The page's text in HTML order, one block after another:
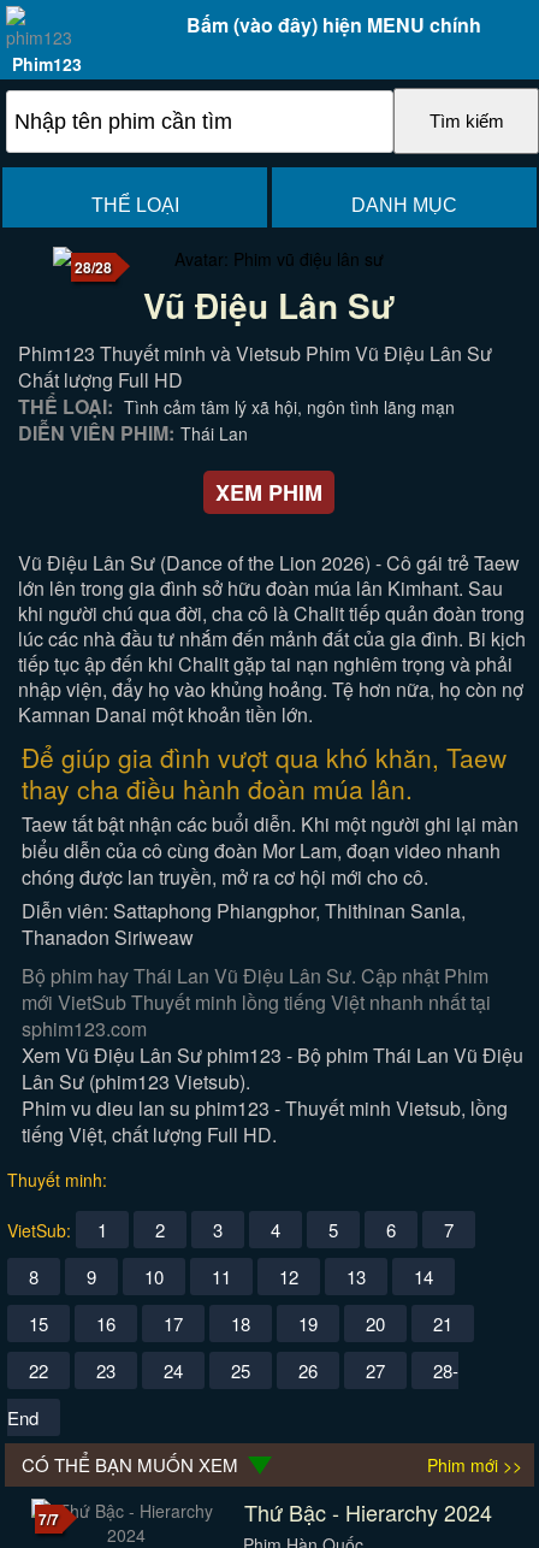
Bấm (vào đây) hiện MENU chính
Phim123
THỂ LOẠI DANH MỤC
28/28
Vũ Điệu Lân Sư
Phim123 Thuyết minh và Vietsub Phim Vũ Điệu Lân Sư
Chất lượng Full HD
THỂ LOẠI: Tình cảm tâm lý xã hội, ngôn tình lãng mạn
DIỄN VIÊN PHIM: Thái Lan
XEM PHIM
Vũ Điệu Lân Sư (Dance of the Lion 2026) - Cô gái trẻ Taew
lớn lên trong gia đình sở hữu đoàn múa lân Kimhant. Sau
khi người chú qua đời, cha cô là Chalit tiếp quản đoàn trong
lúc các nhà đầu tư nhắm đến mảnh đất của gia đình. Bi kịch
tiếp tục ập đến khi Chalit gặp tai nạn nghiêm trọng và phải
nhập viện, đẩy họ vào khủng hoảng. Tệ hơn nữa, họ còn nợ
Kamnan Danai một khoản tiền lớn.
Để giúp gia đình vượt qua khó khăn, Taew
thay cha điều hành đoàn múa lân.
Taew tất bật nhận các buổi diễn. Khi một người ghi lại màn
biểu diễn của cô cùng đoàn Mor Lam, đoạn video nhanh
chóng được lan truyền, mở ra cơ hội mới cho cô.
Diễn viên: Sattaphong Phiangphor, Thithinan Sanla,
Thanadon Siriweaw
Bộ phim hay Thái Lan Vũ Điệu Lân Sư. Cập nhật Phim
mới VietSub Thuyết minh lồng tiếng Việt nhanh nhất tại
sphim123.com
Xem Vũ Điệu Lân Sư phim123 - Bộ phim Thái Lan Vũ Điệu
Lân Sư (phim123 Vietsub).
Phim vu dieu lan su phim123 - Thuyết minh Vietsub, lồng
tiếng Việt, chất lượng Full HD.
Thuyết minh:
VietSub: 1 2 3 4 5 6
7
8
9 10 11 12 13
14
15
16 17 18 19 20
21
22
23 24 25 26 27
28-
End
CÓ THỂ BẠN MUỐN XEM
Phim mới >>
7/7 Thứ Bậc - Hierarchy 2024